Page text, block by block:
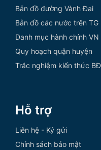
Bản đồ đường Vành Đai
Bản đồ các nước trên TG
Danh mục hành chính VN
Quy hoạch quận huyện
Trắc nghiệm kiến thức
Hỗ trợ
Liên hệ - Ký gửi
Chính sách bảo mật